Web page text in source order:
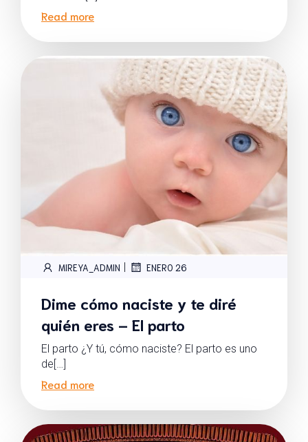
Read more
MIREYA_ADMIN | ENERO 26
Dime cómo naciste y te diré
quién eres – El parto
El parto ¿Y tú, cómo naciste? El parto es uno
de[…]
Read more